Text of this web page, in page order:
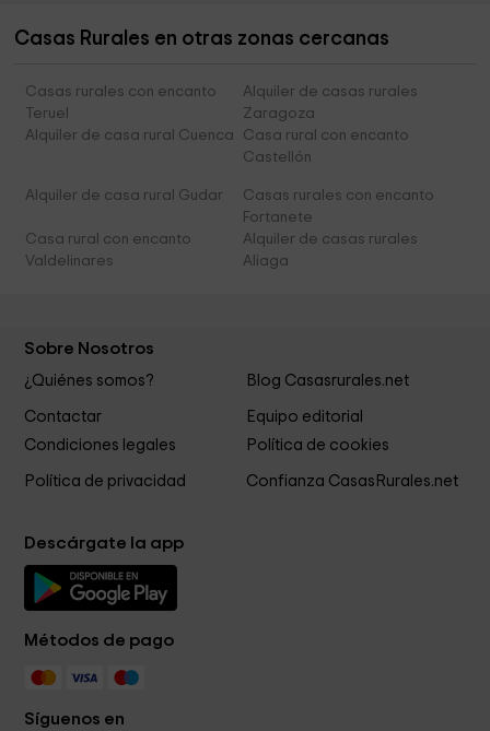
Casas Rurales en otras zonas cercanas
Casas rurales con encanto
Teruel
Alquiler de casas rurales
Zaragoza
Alquiler de casa rural Cuenca
Casa rural con encanto
Castellón
Alquiler de casa rural Gudar
Casas rurales con encanto
Fortanete
Casa rural con encanto
Valdelinares
Alquiler de casas rurales
Aliaga
Sobre Nosotros
¿Quiénes somos? Blog Casasrurales.net
Contactar
Equipo editorial
Condiciones legales
Política de cookies
Política de privacidad Confianza CasasRurales.net
Descárgate la app
Métodos de pago
Síguenos en